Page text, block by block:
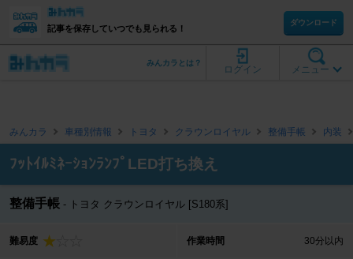
記事を保存していつでも見られる！
ダウンロード
メニュー
ログイン
みんカラとは？
みんカラ 車種別情報 トヨタ クラウンロイヤル 整備手帳 内装
ﾌｯﾄｲﾙﾐﾈｰｼｮﾝﾗﾝﾌﾟLED打ち換え
整備手帳 トヨタ クラウンロイヤル [S180系]
難易度 作業時間 30分以内